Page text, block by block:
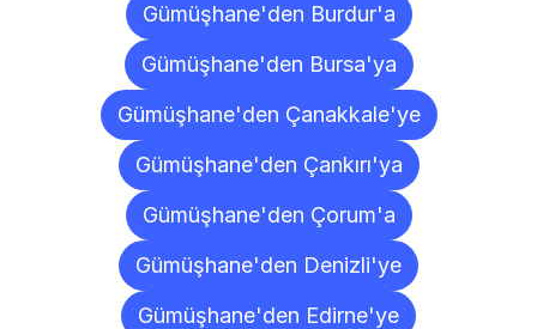
Gümüşhane'den Burdur'a
Gümüşhane'den Bursa'ya
Gümüşhane'den Çanakkale'ye
Gümüşhane'den Çankırı'ya
Gümüşhane'den Çorum'a
Gümüşhane'den Denizli'ye
Gümüşhane'den Edirne'ye